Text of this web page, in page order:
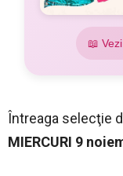
📖
Întreaga selecţie
MIERCURI 9